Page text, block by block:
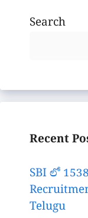
Search
Recent
SBI లో
Telugu